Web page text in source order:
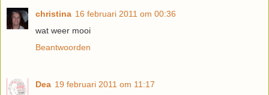
christina 16 februari 2011 om 00:36
wat weer mooi
Beantwoorden
Dea 19 februari 2011 om 11:17